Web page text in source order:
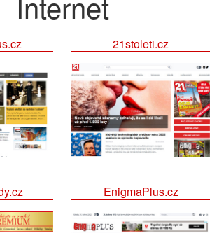
21stoleti.cz
EnigmaPlus.cz